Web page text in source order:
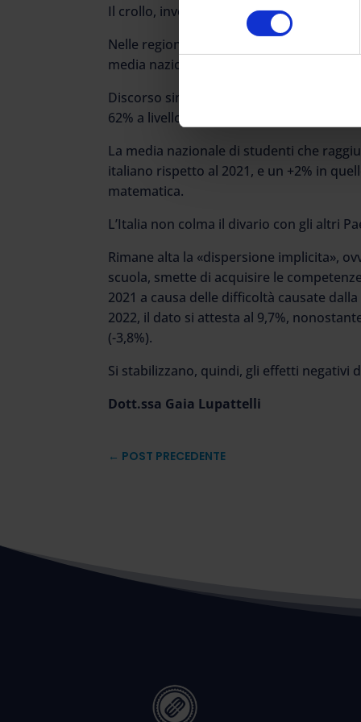
consenso
Il crollo, invece, si ha guardando
Nelle regioni meridionali, solo il 35-40%
media nazionale del 78%.
Discorso simile per l’ascolto, dove però
62% a livello nazionale.
La media nazionale di studenti che
italiano rispetto al 2021, e un +2% in
matematica.
L’Italia non colma il divario con gli altri
Rimane alta la «dispersione implicita»,
scuola, smette di acquisire le
2021 a causa delle difficoltà causate
2022, il dato si attesta al 9,7%,
(-3,8%).
Si stabilizzano, quindi, gli effetti negativi
Dott.ssa Gaia Lupattelli
← POST PRECEDENTE